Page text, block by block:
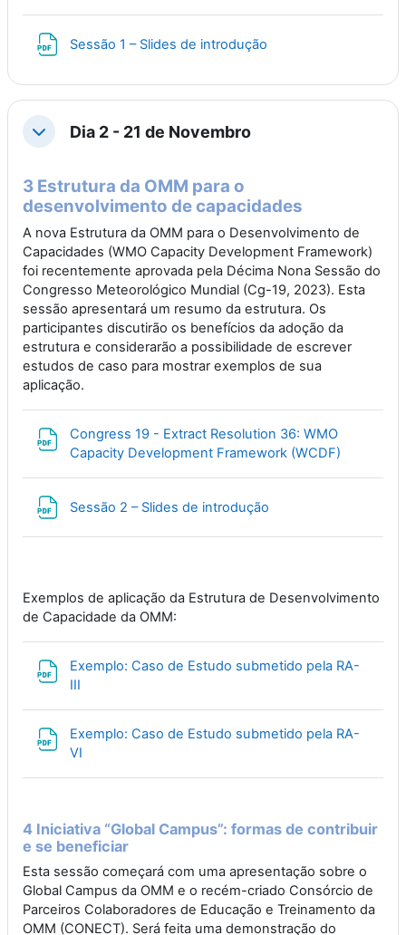
Sessão 1 – Slides de introdução
CollapseDia 2 - 21 de Novembro
3 Estrutura da OMM para o
desenvolvimento de capacidades
A nova Estrutura da OMM para o Desenvolvimento de
Capacidades (WMO Capacity Development Framework)
foi recentemente aprovada pela Décima Nona Sessão do
Congresso Meteorológico Mundial (Cg-19, 2023). Esta
sessão apresentará um resumo da estrutura. Os
participantes discutirão os benefícios da adoção da
estrutura e considerarão a possibilidade de escrever
estudos de caso para mostrar exemplos de sua
aplicação.
Congress 19 - Extract Resolution 36: WMO
Capacity Development Framework (WCDF)
Sessão 2 – Slides de introdução
Exemplos de aplicação da Estrutura de Desenvolvimento
de Capacidade da OMM:
Exemplo: Caso de Estudo submetido pela RA-
III
Exemplo: Caso de Estudo submetido pela RA-
VI
4 Iniciativa “Global Campus”: formas de contribuir
e se beneficiar
Esta sessão começará com uma apresentação sobre o
Global Campus da OMM e o recém-criado Consórcio de
Parceiros Colaboradores de Educação e Treinamento da
OMM (CONECT). Será feita uma demonstração do